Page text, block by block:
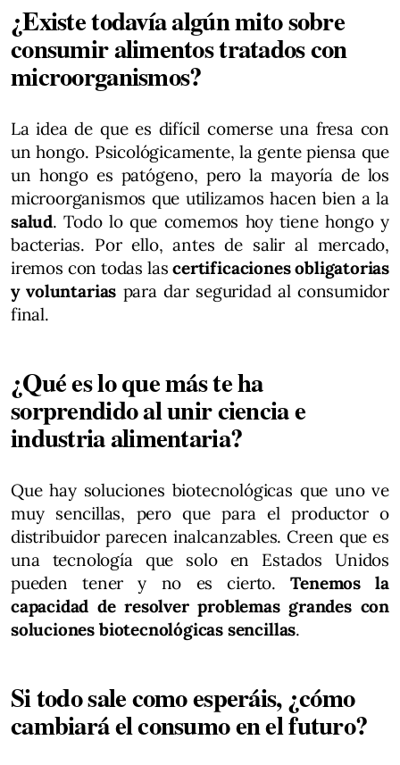
¿Existe todavía algún mito sobre
consumir alimentos tratados con
microorganismos?
La idea de que es difícil comerse una fresa con
un hongo. Psicológicamente, la gente piensa que
un hongo es patógeno, pero la mayoría de los
microorganismos que utilizamos hacen bien a la
salud. Todo lo que comemos hoy tiene hongo y
bacterias. Por ello, antes de salir al mercado,
iremos con todas lascertificaciones obligatorias
y voluntarias para dar seguridad al consumidor
final.
¿Qué es lo que más te ha
sorprendido al unir ciencia e
industria alimentaria?
Que hay soluciones biotecnológicas que uno ve
muy sencillas, pero que para el productor o
distribuidor parecen inalcanzables. Creen que es
una tecnología que solo en Estados Unidos
pueden tener y no es cierto.Tenemos la
capacidad de resolver problemas grandes con
soluciones biotecnológicas sencillas.
Si todo sale como esperáis, ¿cómo
cambiará el consumo en el futuro?